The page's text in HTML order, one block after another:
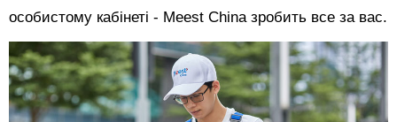
особистому кабінеті - Meest China зробить все за вас.